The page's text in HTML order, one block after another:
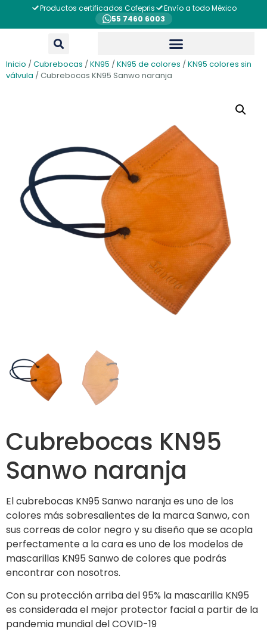
Productos certificados Cofepris
Envío a todo México
55 7460 6003
Inicio /Cubrebocas /KN95 /KN95 de colores /KN95 colores sin
válvula / Cubrebocas KN95 Sanwo naranja
Cubrebocas KN95
Sanwo naranja
El cubrebocas KN95 Sanwo naranja es uno de los
colores más sobresalientes de la marca Sanwo, con
sus correas de color negro y su diseño que se acopla
perfectamente a la cara es uno de los modelos de
mascarillas KN95 Sanwo de colores que podrás
encontrar con nosotros.
Con su protección arriba del 95% la mascarilla KN95
es considerada el mejor protector facial a partir de la
pandemia mundial del COVID-19